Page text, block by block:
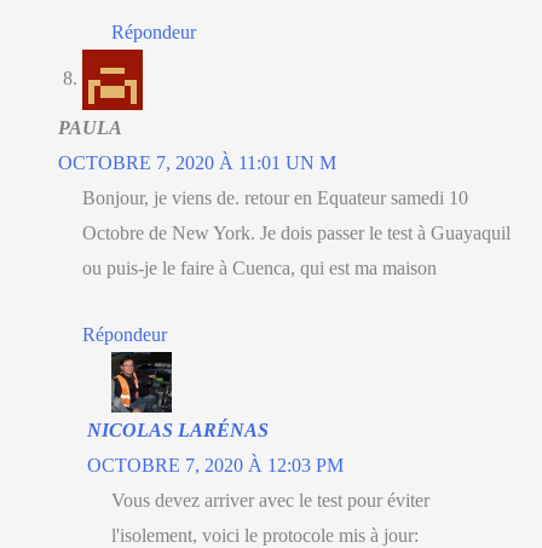
Répondeur
PAULA
OCTOBRE 7, 2020 À 11:01 UN M
Bonjour, je viens de. retour en Equateur samedi 10
Octobre de New York. Je dois passer le test à Guayaquil
ou puis-je le faire à Cuenca, qui est ma maison
Répondeur
NICOLAS LARÉNAS
OCTOBRE 7, 2020 À 12:03 PM
Vous devez arriver avec le test pour éviter
l'isolement, voici le protocole mis à jour: